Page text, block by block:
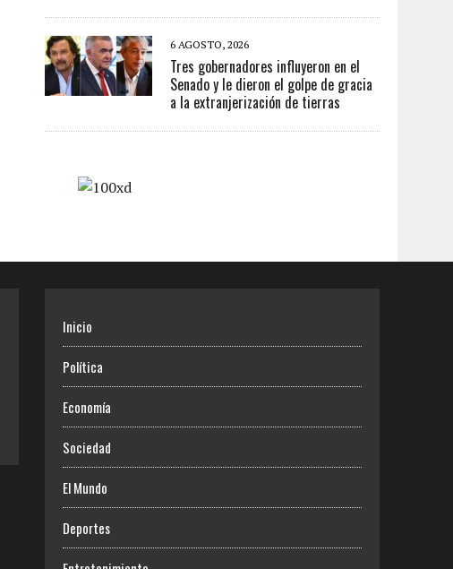
6 AGOSTO, 2026
Tres gobernadores influyeron en el
Senado y le dieron el golpe de gracia
a la extranjerización de tierras
Inicio
Política
Economía
Sociedad
El Mundo
Deportes